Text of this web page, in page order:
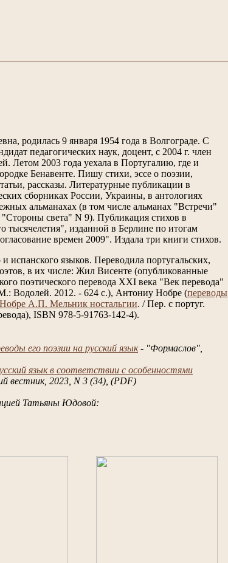
родилась 9 января 1954 года в Волгограде. С
педагогических наук, доцент, с 2004 г. член
Летом 2003 года уехала в Португалию, где и
Бенавенте. Пишу стихи, эссе о поэзии,
рассказы. Литературные публикации в
сборниках России, Украины, в антологиях
альманахах (в том числе альманах "Встречи"
света" N 9). Публикация стихов в
тысячелетия", изданной в Берлине по итогам
времен 2009". Издала три книги стихов.
испанского языков. Переводила португальских,
в их числе: Жил Висенте (опубликованные
поэтического перевода ХХI века "Век перевода"
Водолей. 2012. - 624 с.), Антониу Нобре (переводы
Нобре А.П. Мельник ностальгии. / Пер. с португ.
ISBN 978-5-91763-142-4).
его поэзии на русский язык- "Формаслов",
язык в соответствии с особенностями
вестник, 2023, N 3 (34), (PDF)
Татьяны Юдовой: